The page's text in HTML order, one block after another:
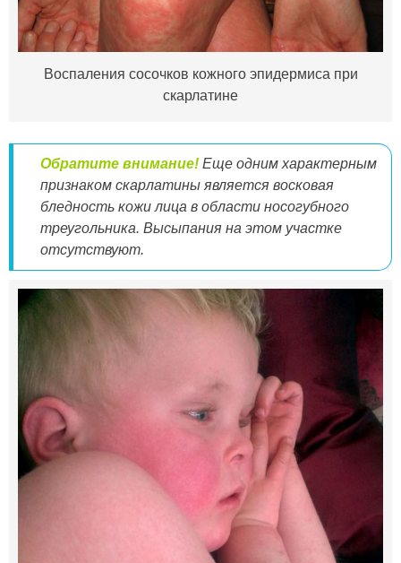
Воспаления сосочков кожного эпидермиса при
скарлатине
Обратите внимание! Еще одним характерным
признаком скарлатины является восковая
бледность кожи лица в области носогубного
треугольника. Высыпания на этом участке
отсутствуют.